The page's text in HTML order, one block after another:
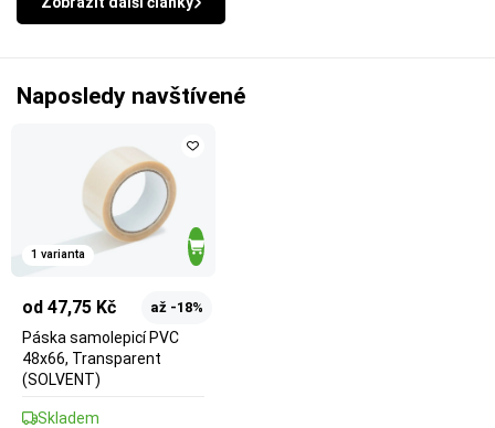
Naposledy navštívené
1 varianta
od 47,75 Kč až -18%
Páska samolepicí PVC
48x66, Transparent
(SOLVENT)
Skladem